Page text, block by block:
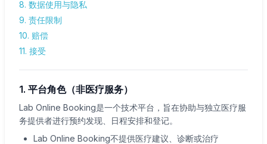
8. 数据使用与隐私
9. 责任限制
10. 赔偿
11. 接受
1. 平台角色（非医疗服务）
Lab Online Booking是一个技术平台，旨在协助与独立医疗服
务提供者进行预约发现、日程安排和登记。
Lab Online Booking不提供医疗建议、诊断或治疗